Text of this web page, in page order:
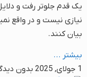
یک قدم جلوتر رفت و
نیازی نیست و در واقع
بیان کنند.
بیشتر ...
1 جولای, 2025
بدون